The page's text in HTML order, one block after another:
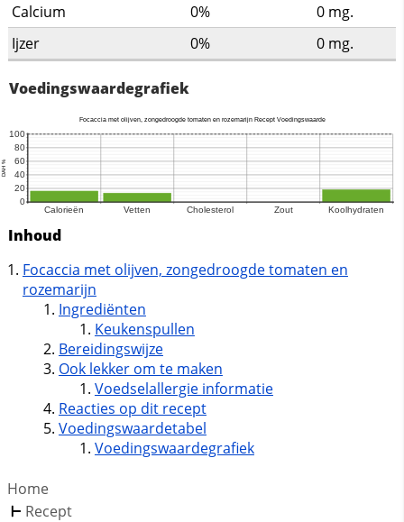
Calcium
0% 0 mg.
Ijzer
0% 0 mg.
Voedingswaardegrafiek
Inhoud
Focaccia met olijven, zongedroogde tomaten en
rozemarijn
Ingrediënten
Keukenspullen
Bereidingswijze
Ook lekker om te maken
Voedselallergie informatie
Reacties op dit recept
Voedingswaardetabel
Voedingswaardegrafiek
Home
Recept